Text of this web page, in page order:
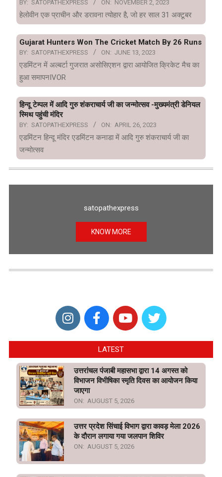
BY: SATOPATHEXPRESS ON: NOVEMBER 2, 2023
हेलोवीन एक प्राचीन और डरावना त्योहार है, जो हर साल 31 अक्टूबर
Gujarat Hunters Won The Cricket Match By 26 Runs
BY: SATOPATHEXPRESS ON: JUNE 13, 2023
एडमिंटन में अल्बर्टा गुजरात असोसिएशन द्वारा आयोजित क्रिकेट मैच का
हुआ समापनIVOR
हिन्दू टेम्पल में आदि गुरु शंकराचार्य जी का जन्मोत्सव -मुख्यमंत्री डेनियल
स्मिथ पहुंची मंदिर
BY: SATOPATHEXPRESS ON: APRIL 26, 2023
एडमिंटन हिन्दू मंदिर एडमिंटन कनाडा में आदि गुरु शंकराचार्य जी का
जन्मोत्सव
satopathexpress
KNOW MORE
LATEST
उत्तरांचल पंजाबी महासभा द्वारा 14 अगस्त को
विभाजन विभीषिका स्मृति दिवस का आयोजन किया
जाएगा
ON: AUGUST 5, 2026
उत्तर प्रदेश सिंचाई विभाग द्वारा कावड़ मेला 2026
के दौरान लगाया गया जलपान शिविर
ON: AUGUST 5, 2026